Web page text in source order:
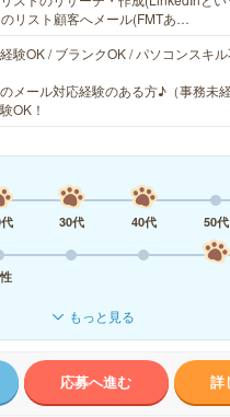
リスト顧客へメール(FMTあ…
験OK / ブランクOK / パソコンスキ
メール対応経験のある方♪（事務未
OK！
30代 40代 50代
もっと見る
応募へ進む 詳